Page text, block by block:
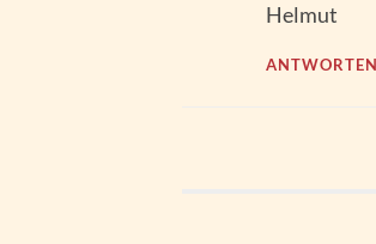
Helmut
ANTWORTEN